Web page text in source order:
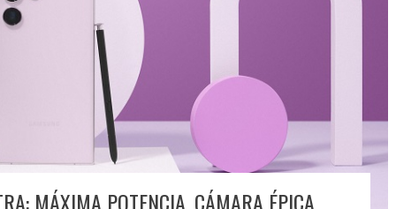
MÁXIMA POTENCIA, CÁMARA ÉPICA